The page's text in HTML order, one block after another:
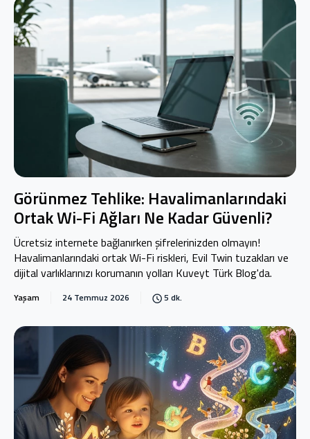
Görünmez Tehlike: Havalimanlarındaki
Ortak Wi-Fi Ağları Ne Kadar Güvenli?
Ücretsiz internete bağlanırken şifrelerinizden olmayın!
Havalimanlarındaki ortak Wi-Fi riskleri, Evil Twin tuzakları ve
dijital varlıklarınızı korumanın yolları Kuveyt Türk Blog'da.
Yaşam 24 Temmuz 2026 5 dk.